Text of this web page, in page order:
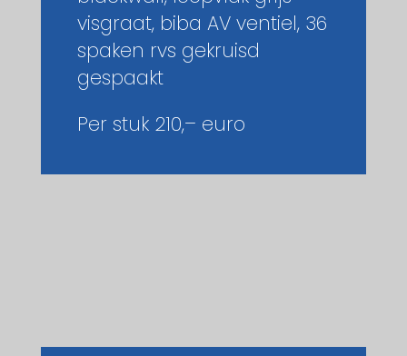
visgraat, biba AV ventiel, 36
spaken rvs gekruisd
gespaakt
Per stuk 210,– euro